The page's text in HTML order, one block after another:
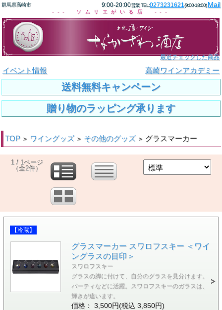
群馬県高崎市 9:00-20:00営業 TEL:0273231621(9:00-18:00)Mail
--- ソムリエがいる店 ---
最近チェックした商品
イベント情報 高崎ワインアカデミー
送料無料キャンペーン
贈り物のラッピング承ります
TOP > ワイングッズ > その他のグッズ > グラスマーカー
1 / 1ページ
（全2件）
【冷蔵】
グラスマーカー スワロフスキー ＜ワイ
ングラスの目印＞
スワロフスキー
グラスの脚に付けて、自分のグラスを見分けます。
パーティなどに活躍。スワロフスキーのガラスは、
輝きが違います。
価格： 3,500円(税込 3,850円)